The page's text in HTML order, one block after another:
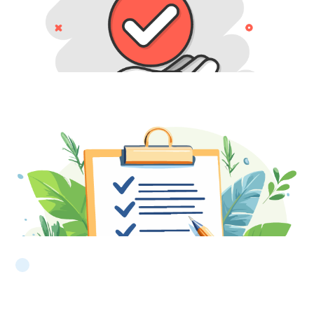
Sipariş Yönetimi
Onaylanan talepler siparişe dönüşür, sevkiyat ve
teslim planı tek yerden izlenir.
Kabul İşlemleri
Mal veya hizmet teslimi sonrası kabul işlemi yapılır
ve süreç kapanış bilgisi oluşur.